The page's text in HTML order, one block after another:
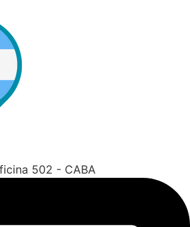
502 - CABA